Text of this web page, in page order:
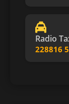
Radio
228816